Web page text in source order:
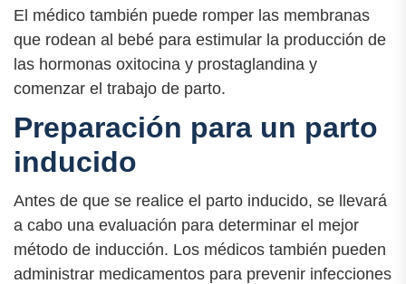
El médico también puede romper las membranas
que rodean al bebé para estimular la producción de
las hormonas oxitocina y prostaglandina y
comenzar el trabajo de parto.
Preparación para un parto
inducido
Antes de que se realice el parto inducido, se llevará
a cabo una evaluación para determinar el mejor
método de inducción. Los médicos también pueden
administrar medicamentos para prevenir infecciones